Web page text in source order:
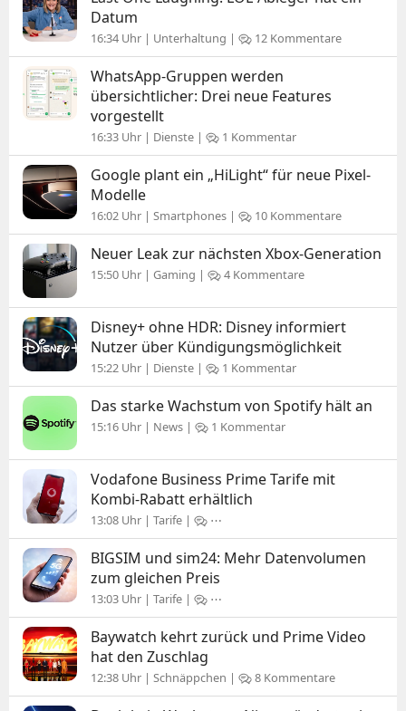
Datum
16:34 Uhr | Unterhaltung | 12 Kommentare
WhatsApp-Gruppen werden
übersichtlicher: Drei neue Features
vorgestellt
16:33 Uhr | Dienste | 1 Kommentar
Google plant ein „HiLight“ für neue Pixel-
Modelle
16:02 Uhr | Smartphones | 10 Kommentare
Neuer Leak zur nächsten Xbox-Generation
15:50 Uhr | Gaming | 4 Kommentare
Disney+ ohne HDR: Disney informiert
Nutzer über Kündigungsmöglichkeit
15:22 Uhr | Dienste | 1 Kommentar
Das starke Wachstum von Spotify hält an
15:16 Uhr | News | 1 Kommentar
Vodafone Business Prime Tarife mit
Kombi-Rabatt erhältlich
13:08 Uhr | Tarife | ⋯
BIGSIM und sim24: Mehr Datenvolumen
zum gleichen Preis
13:03 Uhr | Tarife | ⋯
Baywatch kehrt zurück und Prime Video
hat den Zuschlag
12:38 Uhr | Schnäppchen | 8 Kommentare